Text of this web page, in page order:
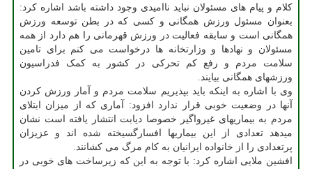
کلام و پیام های مسئولان نباید ناامیدی وجود داشته باشد اشاره کرد:
بعنوان مسئول ورزش همگانی و کسی که در بطن توسعه ورزش
همگانی است و سابقه فعالیت در ورزش قهرمانی را هم دارد از همه
مسئولان و نهادها و وزارتخانه ها درخواست می کنم برای تامین
سلامت مردم و رفع کم تحرکی در کشور به کمک فدراسیون
ورزشهای همگانی بیایند.
وی با اشاره به اینکه باید بپذیریم سلامت مردم و آمار ورزش کردن
آنها در وضعیت خوبی قرار ندارد افزود: آماری که از میزان ابتلای
مردم به بیماریهای غیرواگیر خصوصا دیابت انتشار یافته است نشان
میدهد تعدادی از این بیماریها افسارگسیخته شده اند و عزیزان
پرتعدادی را از خانواده ایرانیان به کام مرگ می کشانند.
افشین ملایی اشاره کرد: با توجه به این که زیرساخت های خوبی در